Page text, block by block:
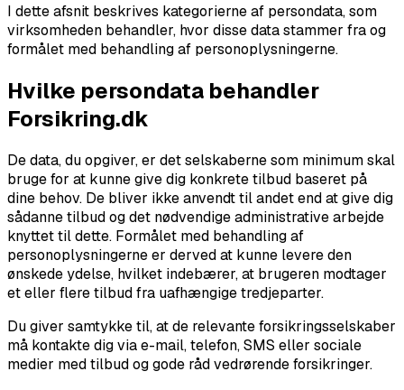
I dette afsnit beskrives kategorierne af persondata, som
virksomheden behandler, hvor disse data stammer fra og
formålet med behandling af personoplysningerne.
Hvilke persondata behandler
Forsikring.dk
De data, du opgiver, er det selskaberne som minimum skal
bruge for at kunne give dig konkrete tilbud baseret på
dine behov. De bliver ikke anvendt til andet end at give dig
sådanne tilbud og det nødvendige administrative arbejde
knyttet til dette. Formålet med behandling af
personoplysningerne er derved at kunne levere den
ønskede ydelse, hvilket indebærer, at brugeren modtager
et eller flere tilbud fra uafhængige tredjeparter.
Du giver samtykke til, at de relevante forsikringsselskaber
må kontakte dig via e-mail, telefon, SMS eller sociale
medier med tilbud og gode råd vedrørende forsikringer.